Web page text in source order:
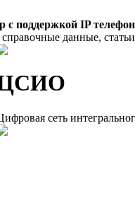
с поддержкой IP
данные,
сеть